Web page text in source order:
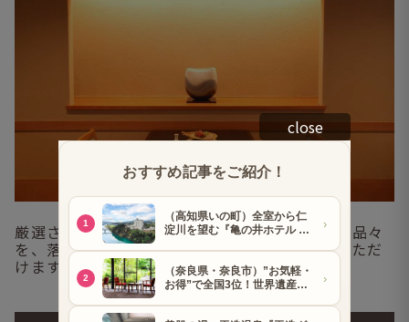
厳選された旬の食材で手間を惜しまず仕上げる品々
を、落ち着いた店内でゆっくり召し上がっていただ
けます。
close